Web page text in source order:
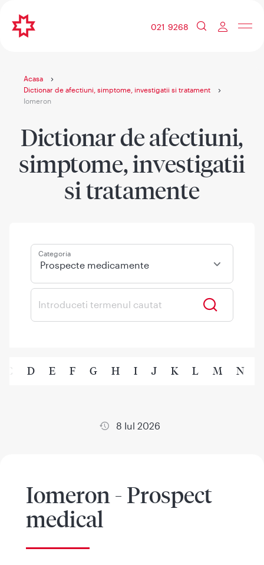
021 9268
Acasa
Dictionar de afectiuni, simptome, investigatii si tratament
Iomeron
Dictionar de afectiuni,
simptome, investigatii
si tratamente
Categoria
Prospecte medicamente
C D E F G H I J K L M N
8 Iul 2026
Iomeron - Prospect
medical